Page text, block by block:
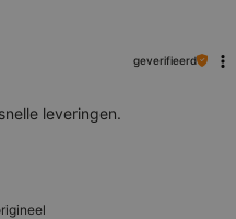
geverifieerd
leveringen.